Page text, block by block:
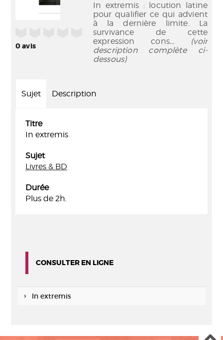
0avis
In extremis : locution latine
pour qualifier ce qui advient
à la dernière limite. La
survivance de cette
expression cons... (voir
description complète ci-
dessous)
Sujet Description
Titre
In extremis
Sujet
Livres & BD
Durée
Plus de 2h.
CONSULTER EN LIGNE
In extremis